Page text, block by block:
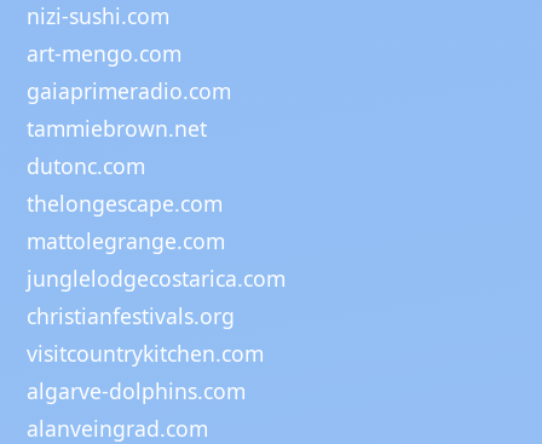
nizi-sushi.com
art-mengo.com
gaiaprimeradio.com
tammiebrown.net
dutonc.com
thelongescape.com
mattolegrange.com
junglelodgecostarica.com
christianfestivals.org
visitcountrykitchen.com
algarve-dolphins.com
alanveingrad.com